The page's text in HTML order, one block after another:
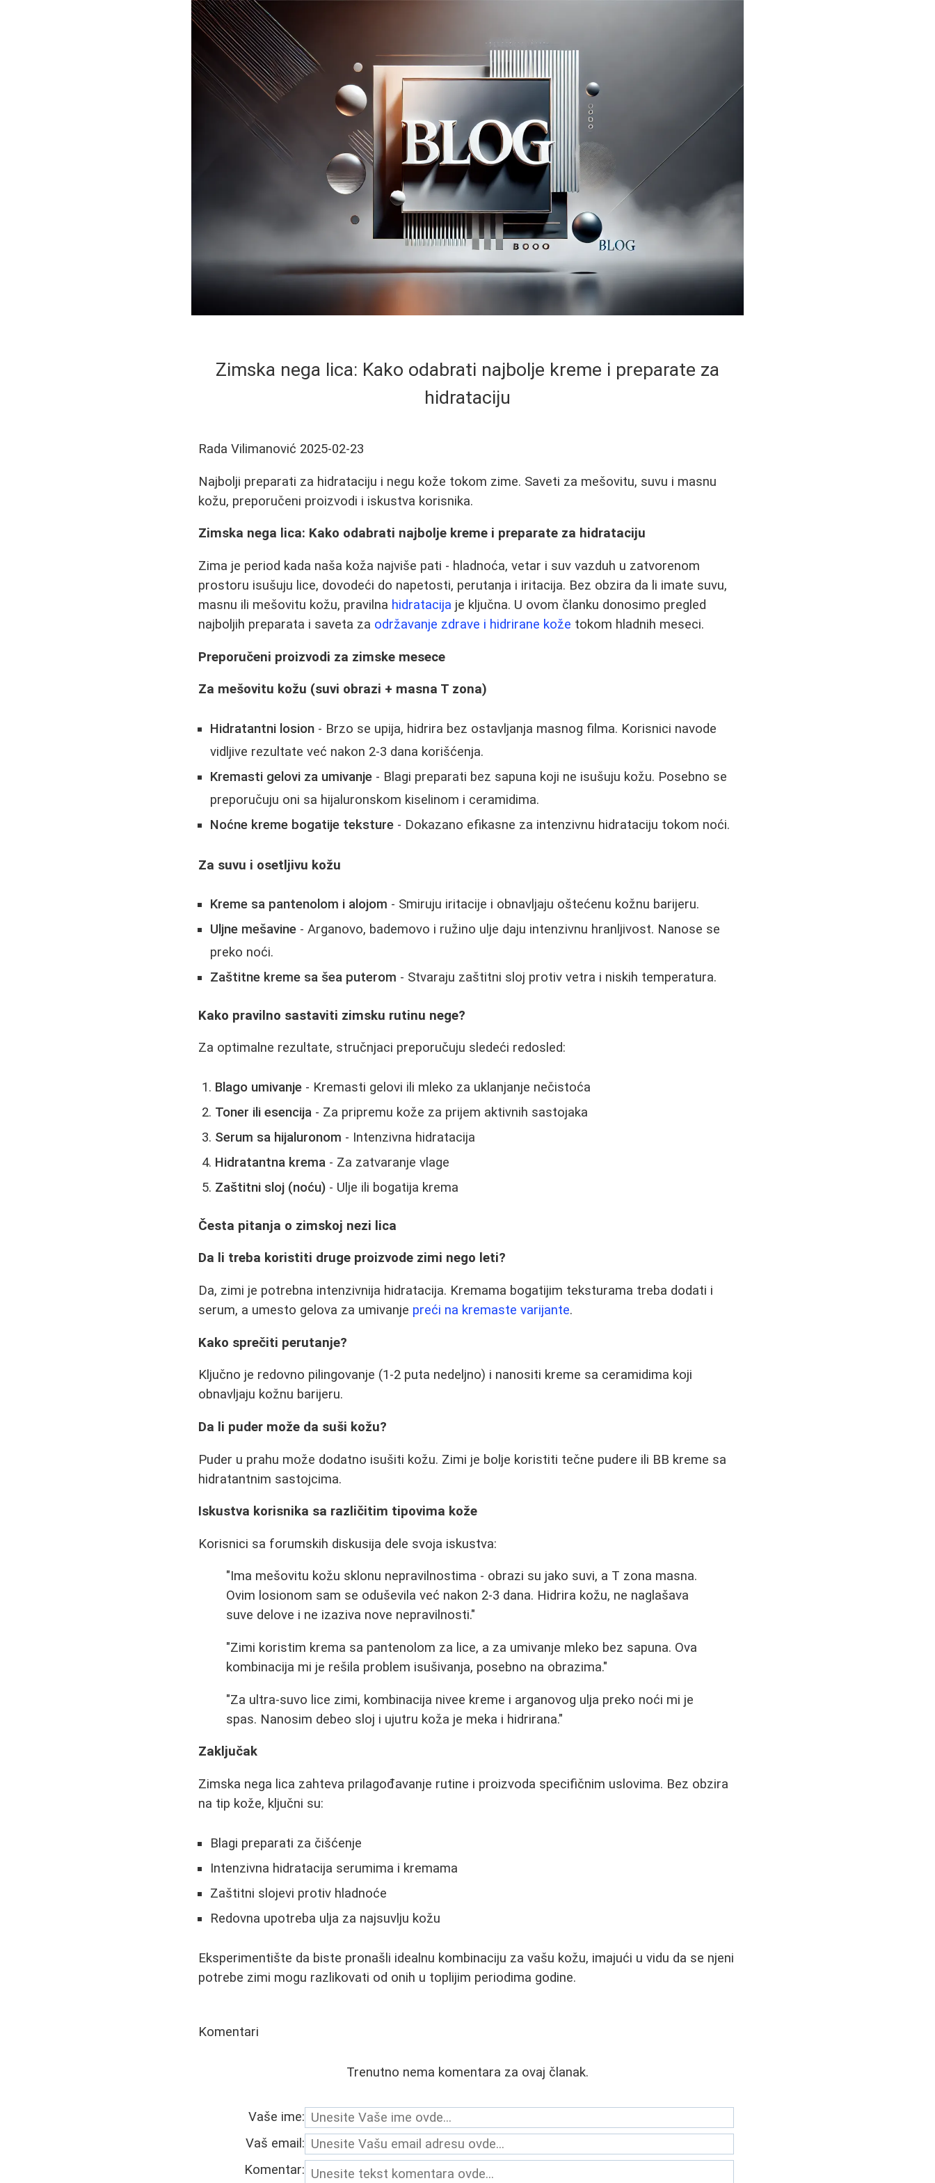
Zimska nega lica: Kako odabrati najbolje kreme i preparate za
hidrataciju
Rada Vilimanović 2025-02-23
Najbolji preparati za hidrataciju i negu kože tokom zime. Saveti za mešovitu, suvu i masnu
kožu, preporučeni proizvodi i iskustva korisnika.
Zimska nega lica: Kako odabrati najbolje kreme i preparate za hidrataciju
Zima je period kada naša koža najviše pati - hladnoća, vetar i suv vazduh u zatvorenom
prostoru isušuju lice, dovodeći do napetosti, perutanja i iritacija. Bez obzira da li imate suvu,
masnu ili mešovitu kožu, pravilna hidratacija je ključna. U ovom članku donosimo pregled
najboljih preparata i saveta za održavanje zdrave i hidrirane kože tokom hladnih meseci.
Preporučeni proizvodi za zimske mesece
Za mešovitu kožu (suvi obrazi + masna T zona)
Hidratantni losion - Brzo se upija, hidrira bez ostavljanja masnog filma. Korisnici navode
vidljive rezultate već nakon 2-3 dana korišćenja.
Kremasti gelovi za umivanje - Blagi preparati bez sapuna koji ne isušuju kožu. Posebno se
preporučuju oni sa hijaluronskom kiselinom i ceramidima.
Noćne kreme bogatije teksture - Dokazano efikasne za intenzivnu hidrataciju tokom noći.
Za suvu i osetljivu kožu
Kreme sa pantenolom i alojom - Smiruju iritacije i obnavljaju oštećenu kožnu barijeru.
Uljne mešavine - Arganovo, bademovo i ružino ulje daju intenzivnu hranljivost. Nanose se
preko noći.
Zaštitne kreme sa šea puterom - Stvaraju zaštitni sloj protiv vetra i niskih temperatura.
Kako pravilno sastaviti zimsku rutinu nege?
Za optimalne rezultate, stručnjaci preporučuju sledeći redosled:
Blago umivanje - Kremasti gelovi ili mleko za uklanjanje nečistoća
Toner ili esencija - Za pripremu kože za prijem aktivnih sastojaka
Serum sa hijaluronom - Intenzivna hidratacija
Hidratantna krema - Za zatvaranje vlage
Zaštitni sloj (noću) - Ulje ili bogatija krema
Česta pitanja o zimskoj nezi lica
Da li treba koristiti druge proizvode zimi nego leti?
Da, zimi je potrebna intenzivnija hidratacija. Kremama bogatijim teksturama treba dodati i
serum, a umesto gelova za umivanje preći na kremaste varijante.
Kako sprečiti perutanje?
Ključno je redovno pilingovanje (1-2 puta nedeljno) i nanositi kreme sa ceramidima koji
obnavljaju kožnu barijeru.
Da li puder može da suši kožu?
Puder u prahu može dodatno isušiti kožu. Zimi je bolje koristiti tečne pudere ili BB kreme sa
hidratantnim sastojcima.
Iskustva korisnika sa različitim tipovima kože
Korisnici sa forumskih diskusija dele svoja iskustva:
"Ima mešovitu kožu sklonu nepravilnostima - obrazi su jako suvi, a T zona masna.
Ovim losionom sam se oduševila već nakon 2-3 dana. Hidrira kožu, ne naglašava
suve delove i ne izaziva nove nepravilnosti."
"Zimi koristim krema sa pantenolom za lice, a za umivanje mleko bez sapuna. Ova
kombinacija mi je rešila problem isušivanja, posebno na obrazima."
"Za ultra-suvo lice zimi, kombinacija nivee kreme i arganovog ulja preko noći mi je
spas. Nanosim debeo sloj i ujutru koža je meka i hidrirana."
Zaključak
Zimska nega lica zahteva prilagođavanje rutine i proizvoda specifičnim uslovima. Bez obzira
na tip kože, ključni su:
Blagi preparati za čišćenje
Intenzivna hidratacija serumima i kremama
Zaštitni slojevi protiv hladnoće
Redovna upotreba ulja za najsuvlju kožu
Eksperimentište da biste pronašli idealnu kombinaciju za vašu kožu, imajući u vidu da se njeni
potrebe zimi mogu razlikovati od onih u toplijim periodima godine.
Komentari
Trenutno nema komentara za ovaj članak.
Vaše ime:
Vaš email:
Komentar: